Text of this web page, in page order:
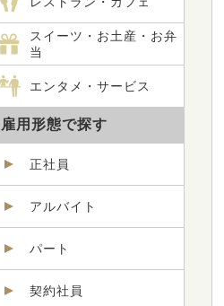
スイーツ・お土産・お弁
当
エンタメ・サービス
雇用形態で探す
正社員
アルバイト
パート
契約社員